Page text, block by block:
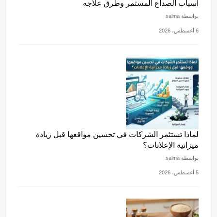
أسباب الصداع المستمر وطرق علاجه
بواسطة salma
6 أغسطس، 2026
لماذا تستثمر الشركات في تحسين مواقعها قبل زيادة
ميزانية الإعلانات؟
بواسطة salma
5 أغسطس، 2026